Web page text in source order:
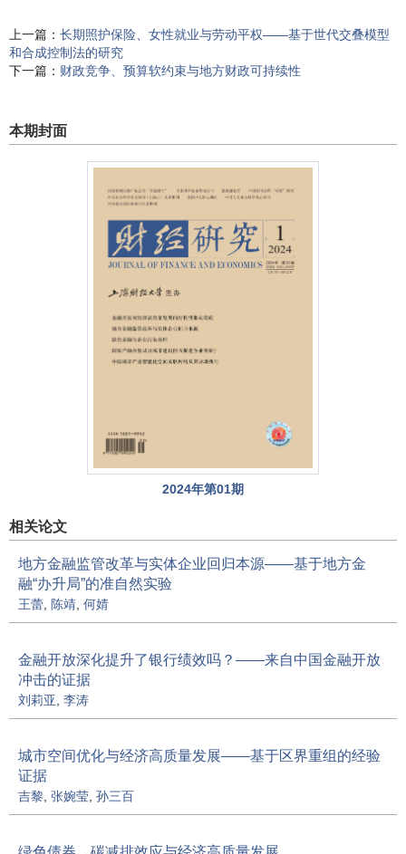
上一篇： 长期照护保险、女性就业与劳动平权——基于世代交叠模型
和合成控制法的研究
下一篇： 财政竞争、预算软约束与地方财政可持续性
本期封面
2024年第01期
相关论文
地方金融监管改革与实体企业回归本源——基于地方金
融“办升局”的准自然实验
王蕾 陈靖 何婧
金融开放深化提升了银行绩效吗？——来自中国金融开放
冲击的证据
刘莉亚 李涛
城市空间优化与经济高质量发展——基于区界重组的经验
证据
吉黎 张婉莹 孙三百